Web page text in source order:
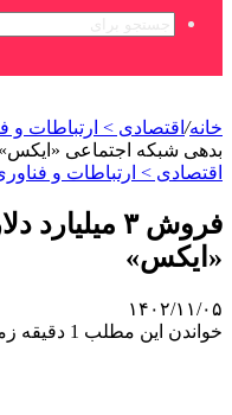
خانه/ اقتصادی > ارتباطات و
بدهی شبکه اجتماعی «ایکس»
اقتصادی > ارتباطات و
فروش ۳
«ایکس»
۱۴۰۲/۱۱/۰۵
خواندن این مطلب 1 دقیقه زمان میبرد